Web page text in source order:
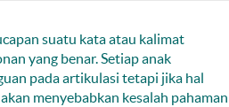
suatu kata atau kalimat
yang benar. Setiap anak
pada artikulasi tetapi jika hal
menyebabkan kesalah pahaman